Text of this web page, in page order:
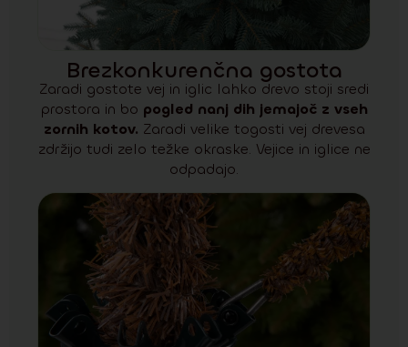
Brezkonkurenčna gostota
Zaradi gostote vej in iglic lahko drevo stoji sredi
prostora in bo pogled nanj dih jemajoč z vseh
zornih kotov. Zaradi velike togosti vej drevesa
zdržijo tudi zelo težke okraske. Vejice in iglice ne
odpadajo.